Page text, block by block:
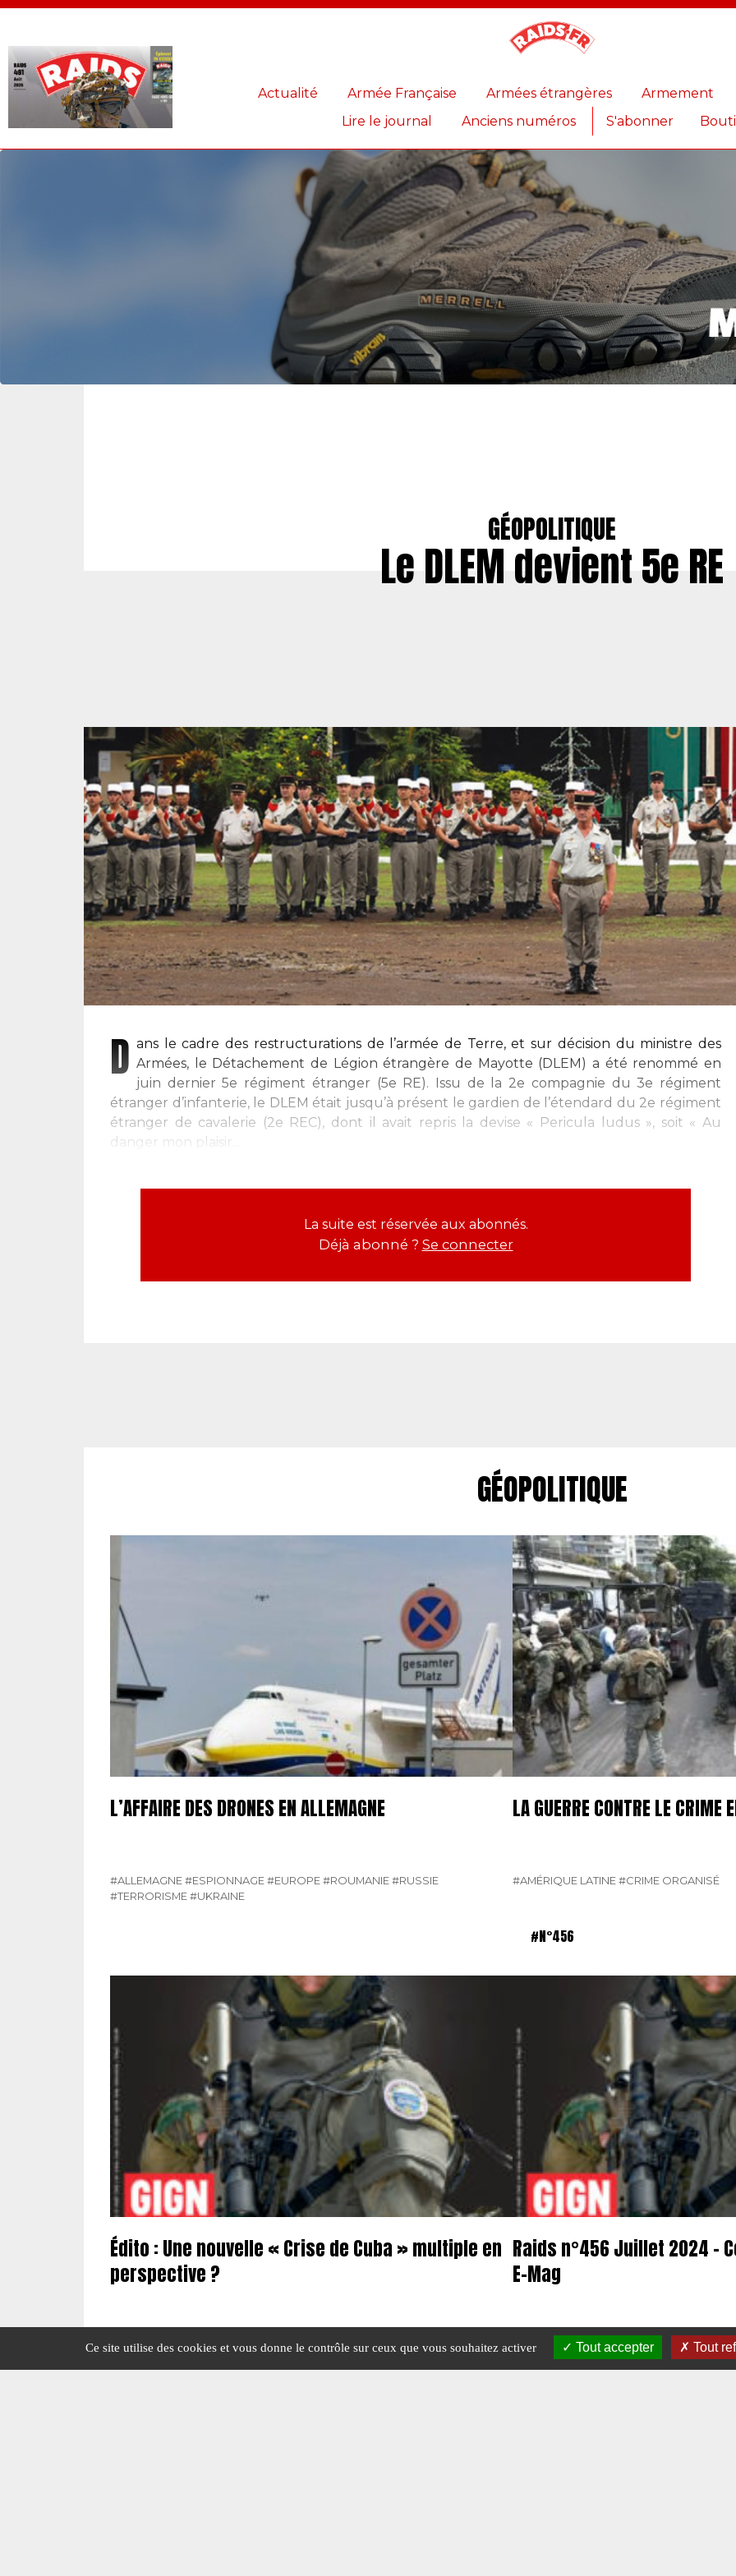
Actualité Armée Française Armées étrangères Armement
Lire le journal
Anciens numéros S'abonner
GÉOPOLITIQUE
Le DLEM devient 5e RE
D ans le cadre des restructurations de l’armée de Terre, et sur décision du ministre des
Armées, le Détachement de Légion étrangère de Mayotte (DLEM) a été renommé en
juin dernier 5e régiment étranger (5e RE). Issu de la 2e compagnie du 3e régiment
étranger d’infanterie, le DLEM était jusqu’à présent le gardien de l’étendard du 2e régiment
étranger de cavalerie (2e REC), dont il avait repris la devise « Pericula ludus », soit « Au
danger mon plaisir...
La suite est réservée aux abonnés.
Déjà abonné ? Se connecter
GÉOPOLITIQUE
L’AFFAIRE DES DRONES EN ALLEMAGNE
#ALLEMAGNE#ESPIONNAGE#EUROPE#ROUMANIE#RUSSIE
#TERRORISME#UKRAINE
LA GUERRE CONTRE LE CRIME
#AMÉRIQUE LATINE#CRIME ORGANISÉ
#N°456
Édito : Une nouvelle « Crise de Cuba » multiple en
perspective ?
#EDITO #N°456
Raids n°456 Juillet 2024 –
E-Mag
#E-MAG #N°456
Panneau de gestion des cookies
Ce site utilise des cookies et vous donne le contrôle sur ceux que vous souhaitez activer Tout accepter Tout